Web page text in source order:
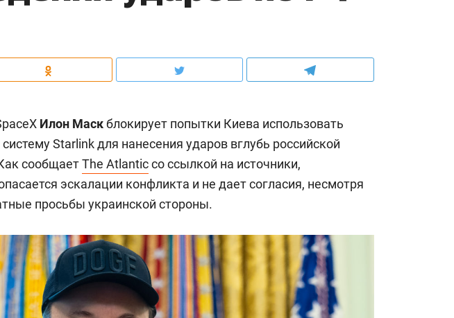
Илон Маскблокирует попытки Киева использовать
Starlink для нанесения ударов вглубь российской
сообщаетThe Atlanticсо ссылкой на источники,
эскалации конфликта и не дает согласия, несмотря
просьбы украинской стороны.